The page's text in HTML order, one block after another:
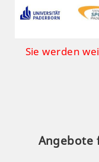
Sie werden
Angebote